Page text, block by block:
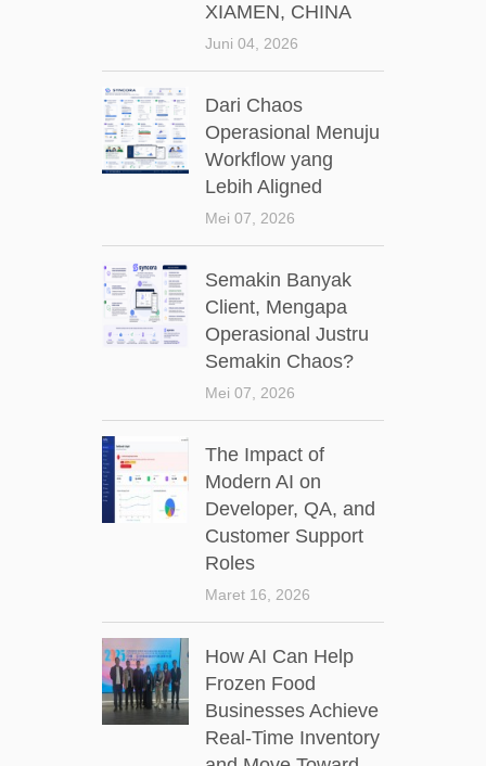
XIAMEN, CHINA
Juni 04, 2026
Dari Chaos
Operasional Menuju
Workflow yang
Lebih Aligned
Mei 07, 2026
Semakin Banyak
Client, Mengapa
Operasional Justru
Semakin Chaos?
Mei 07, 2026
The Impact of
Modern AI on
Developer, QA, and
Customer Support
Roles
Maret 16, 2026
How AI Can Help
Frozen Food
Businesses Achieve
Real-Time Inventory